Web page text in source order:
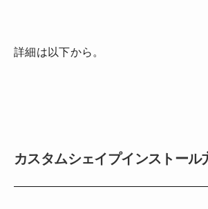
詳細は以下から。
カスタムシェイプインストール